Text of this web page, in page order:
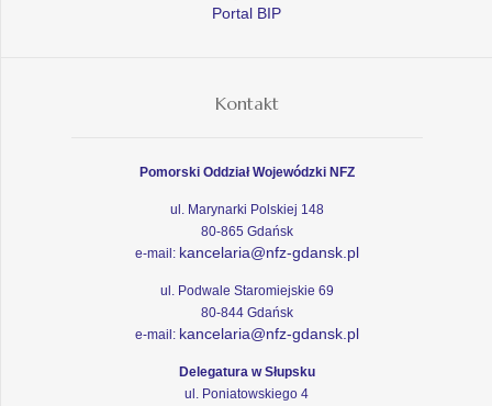
Portal BIP
Kontakt
Pomorski Oddział Wojewódzki NFZ
ul. Marynarki Polskiej 148
80-865 Gdańsk
e-mail: kancelaria@nfz-gdansk.pl
ul. Podwale Staromiejskie 69
80-844 Gdańsk
e-mail: kancelaria@nfz-gdansk.pl
Delegatura w Słupsku
ul. Poniatowskiego 4